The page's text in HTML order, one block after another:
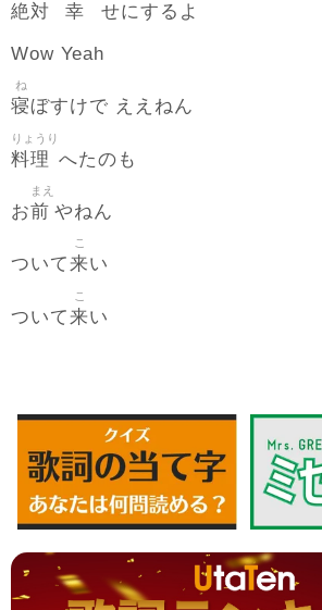
絶対 幸 せにするよ
Wow Yeah
寝
ね
ぼすけで ええねん
料理
りょうり
へたのも
お前
まえ
やねん
ついて来
こ
い
ついて来
こ
い